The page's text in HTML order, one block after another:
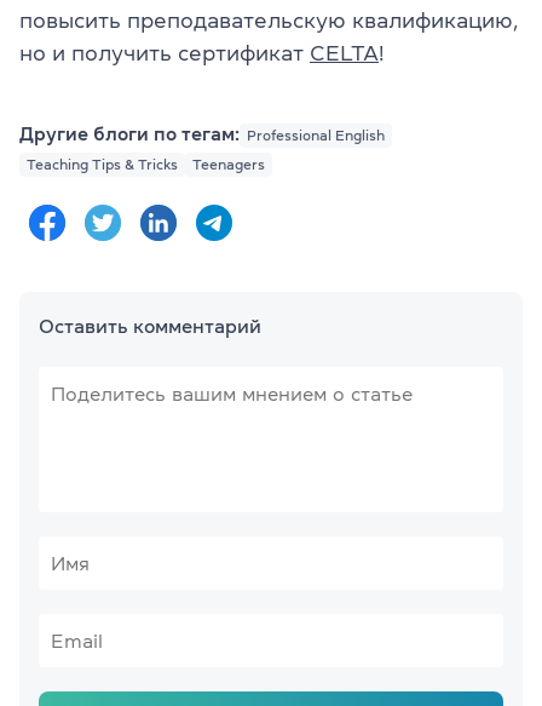
повысить преподавательскую квалификацию,
но и получить сертификат CELTA!
Другие блоги по тегам: Professional English
Teaching Tips & Tricks
Teenagers
Оставить комментарий